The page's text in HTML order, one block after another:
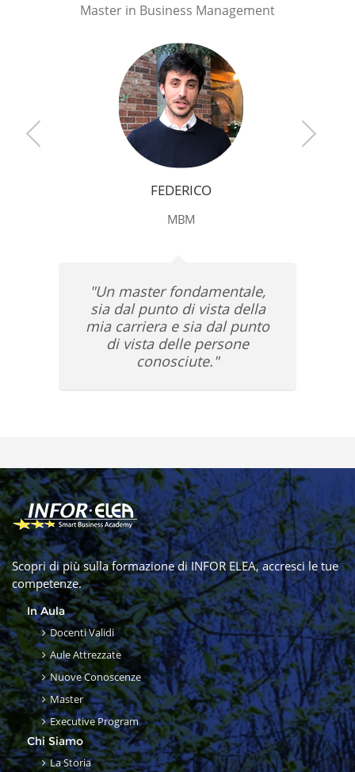
Master in Business Management
FEDERICO
MBM
"Un master fondamentale,
sia dal punto di vista della
mia carriera e sia dal punto
di vista delle persone
conosciute."
Scopri di più sulla formazione di INFOR ELEA, accresci le tue
competenze.
In Aula
Docenti Validi
Aule Attrezzate
Nuove Conoscenze
Master
Executive Program
Chi Siamo
La Storia